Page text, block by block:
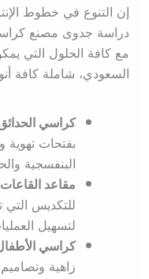
إن التنوع في خطوط
دراسة جدوى مصنع
مع كافة الحلول التي
السعودي، شاملة كافة
كراسي
بفتحات
البنفسجية
مقاعد
للتكديس التي
لتسهيل
كراسي
زاهية